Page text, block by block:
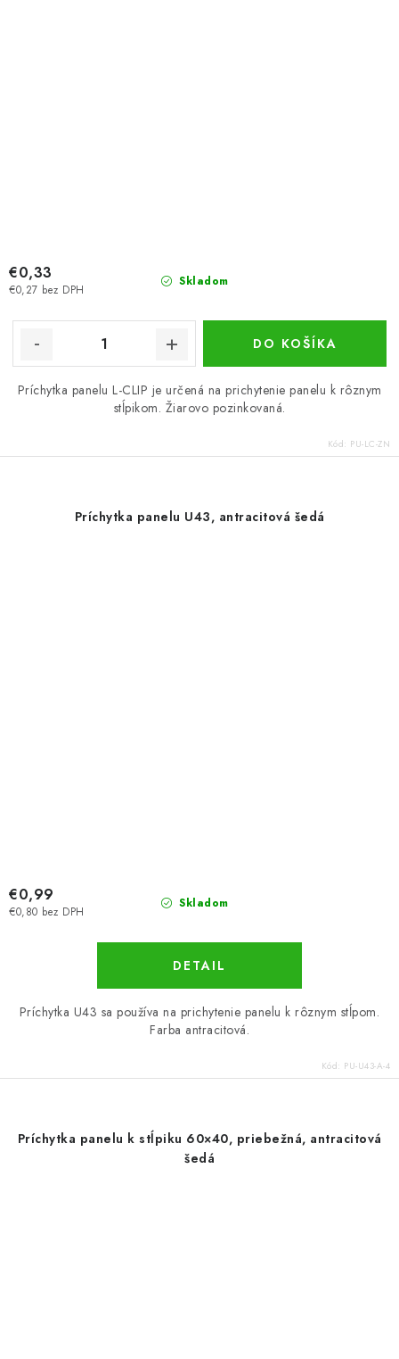
Skladom
€0,27 bez DPH
€0,33
DO KOŠÍKA
Príchytka panelu L-CLIP je určená na prichytenie panelu k rôznym
stĺpikom. Žiarovo pozinkovaná.
Kód: PU-LC-ZN
Príchytka panelu U43, antracitová šedá
Skladom
€0,80 bez DPH
€0,99
DETAIL
Príchytka U43 sa používa na prichytenie panelu k rôznym stĺpom.
Farba antracitová.
Kód: PU-U43-A-4
Príchytka panelu k stĺpiku 60×40, priebežná, antracitová
šedá